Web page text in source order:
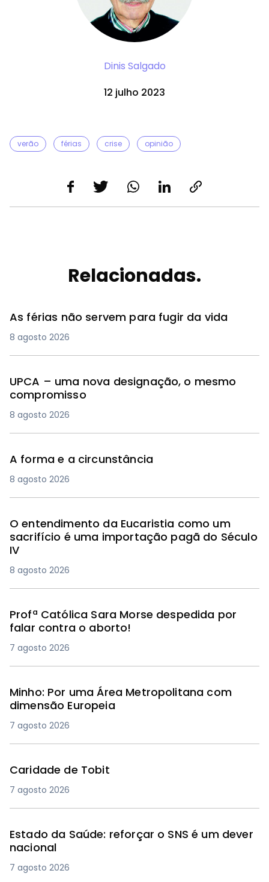
Dinis Salgado
12 julho 2023
verão férias crise opinião
Relacionadas.
As férias não servem para fugir da vida
8 agosto 2026
UPCA – uma nova designação, o mesmo
compromisso
8 agosto 2026
A forma e a circunstância
8 agosto 2026
O entendimento da Eucaristia como um
sacrifício é uma importação pagã do Século
IV
8 agosto 2026
Profª Católica Sara Morse despedida por
falar contra o aborto!
7 agosto 2026
Minho: Por uma Área Metropolitana com
dimensão Europeia
7 agosto 2026
Caridade de Tobit
7 agosto 2026
Estado da Saúde: reforçar o SNS é um dever
nacional
7 agosto 2026